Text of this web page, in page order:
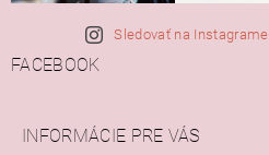
Sledovať na Instagrame
FACEBOOK
INFORMÁCIE PRE VÁS